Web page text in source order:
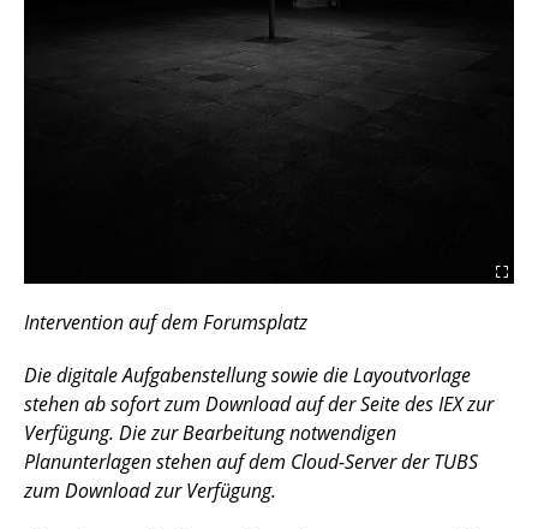
Intervention auf dem Forumsplatz
Diedigitale Aufgabenstellung sowie die Layoutvorlage
stehen ab sofort zum Download auf der Seite des IEX zur
Verfügung. Die zur Bearbeitung notwendigen
Planunterlagen stehen auf dem Cloud-Server der TUBS
zum Download zur Verfügung.